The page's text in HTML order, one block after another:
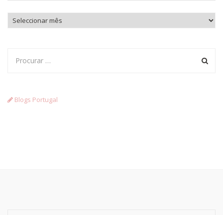
Arquivo
Blogs Portugal